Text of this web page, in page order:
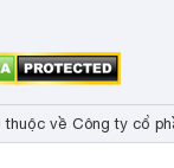
về Công ty cổ